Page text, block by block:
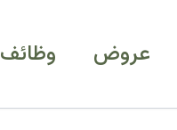
عروض وظائف